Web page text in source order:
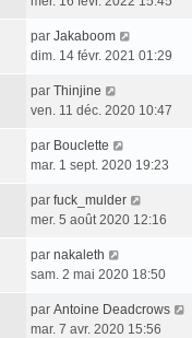
par Jakaboom
dim. 14 févr. 2021 01:29
par Thinjine
ven. 11 déc. 2020 10:47
par Bouclette
mar. 1 sept. 2020 19:23
par fuck_mulder
mer. 5 août 2020 12:16
par nakaleth
sam. 2 mai 2020 18:50
par Antoine Deadcrows
mar. 7 avr. 2020 15:56